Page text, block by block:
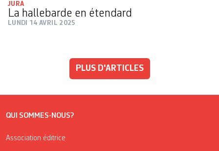
JURA
La hallebarde en étendard
LUNDI 14 AVRIL 2025
PLUS D'ARTICLES
QUI SOMMES-NOUS?
Association éditrice